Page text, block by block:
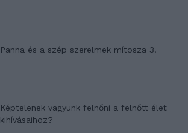
Panna és a szép szerelmek mítosza 3.
Képtelenek vagyunk felnőni a felnőtt élet
kihívásaihoz?